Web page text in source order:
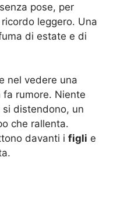
pose, per
leggero. Una
di estate e di
nel vedere una
fa rumore. Niente
distendono, un
che rallenta.
davanti i figli e